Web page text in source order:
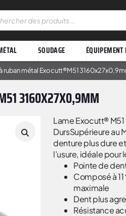
SOUDAGE
ruban métal Exocutt®M51
3160X27X0,9MM
Lame Exocutt®
DursSupérieure au
denture plus dure
l’usure, idéale pour
Pointe de
Composé à
maximale
Dent plus
Résistance